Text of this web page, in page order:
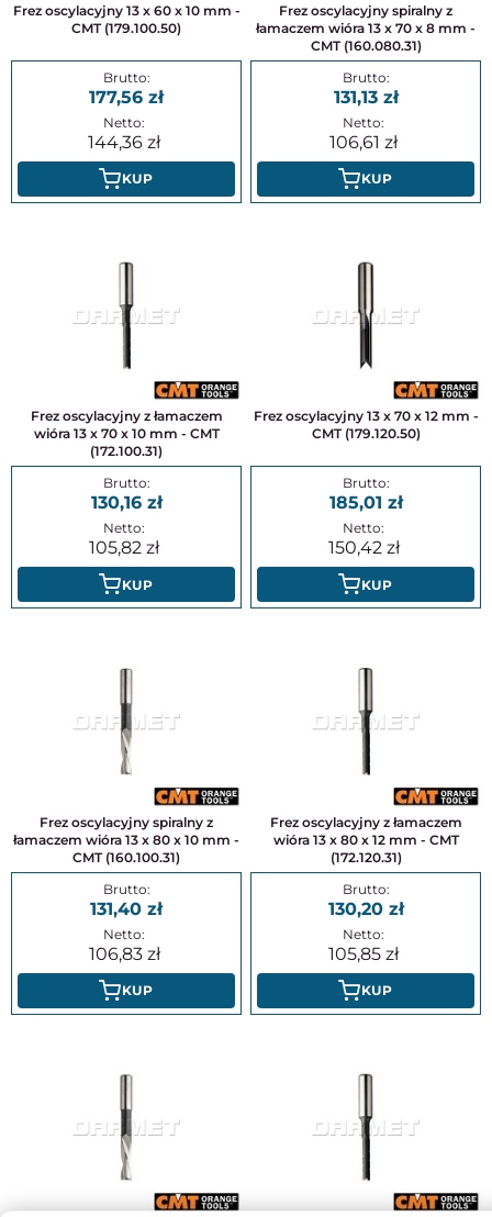
Frez oscylacyjny 13 x 60 x 10 mm -
CMT (179.100.50)
177,56
144,36
KUP
Frez oscylacyjny spiralny z
łamaczem wióra 13 x 70 x 8 mm -
CMT (160.080.31)
131,13
106,61
KUP
Frez oscylacyjny z łamaczem
wióra 13 x 70 x 10 mm - CMT
(172.100.31)
130,16
105,82
KUP
Frez oscylacyjny 13 x 70 x 12 mm -
CMT (179.120.50)
185,01
150,42
KUP
Frez oscylacyjny spiralny z
łamaczem wióra 13 x 80 x 10 mm -
CMT (160.100.31)
131,40
106,83
KUP
Frez oscylacyjny z łamaczem
wióra 13 x 80 x 12 mm - CMT
(172.120.31)
130,20
105,85
KUP